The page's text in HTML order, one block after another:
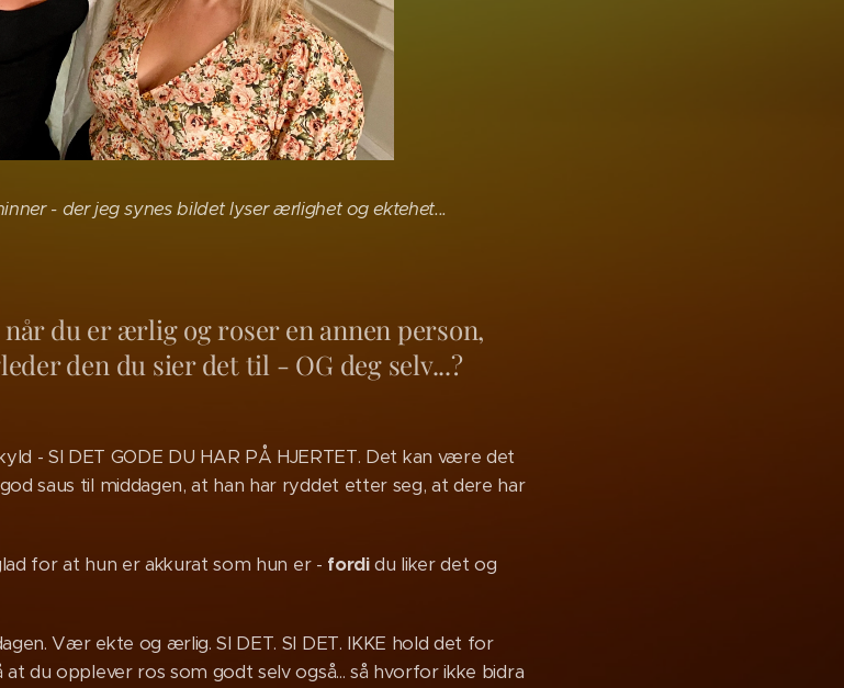
- der jeg synes bildet lyser ærlighet og ektehet...
du er ærlig og roser en annen person,
den du sier det til - OG deg selv...?
- SI DET GODE DU HAR PÅ HJERTET. Det kan være det
saus til middagen, at han har ryddet etter seg, at dere har
for at hun er akkurat som hun er - fordidu liker det og
Vær ekte og ærlig. SI DET. SI DET. IKKE hold det for
du opplever ros som godt selv også... så hvorfor ikke bidra